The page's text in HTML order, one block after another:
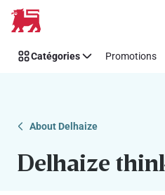
Passer
Soutenez
facilement
Pink
Catégories Promotions
About Delhaize
Delhaize